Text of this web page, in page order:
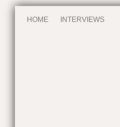
HOME INTERVIEWS